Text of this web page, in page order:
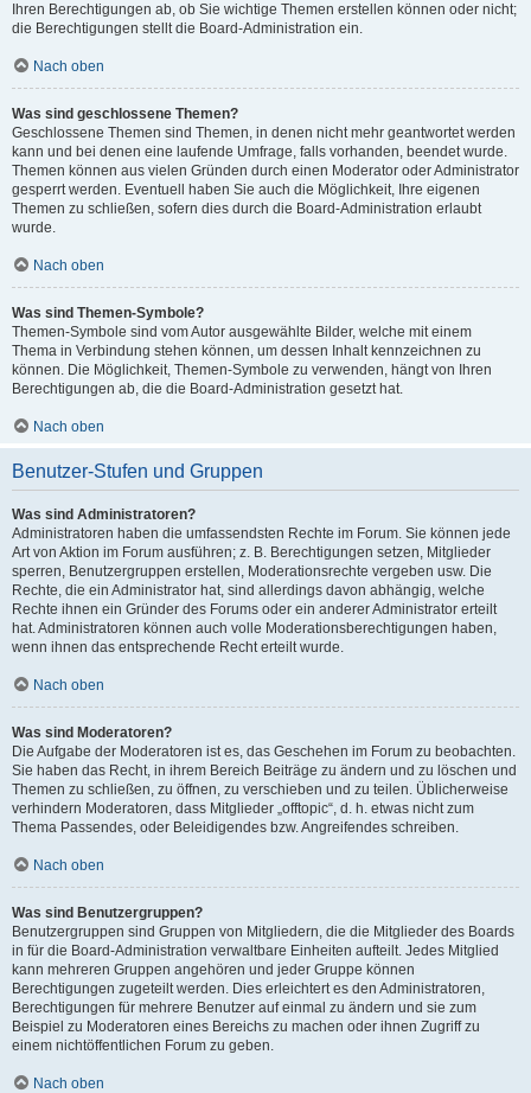
Ihren Berechtigungen ab, ob Sie wichtige Themen erstellen können oder nicht;
die Berechtigungen stellt die Board-Administration ein.
Nach oben
Was sind geschlossene Themen?
Geschlossene Themen sind Themen, in denen nicht mehr geantwortet werden
kann und bei denen eine laufende Umfrage, falls vorhanden, beendet wurde.
Themen können aus vielen Gründen durch einen Moderator oder Administrator
gesperrt werden. Eventuell haben Sie auch die Möglichkeit, Ihre eigenen
Themen zu schließen, sofern dies durch die Board-Administration erlaubt
wurde.
Nach oben
Was sind Themen-Symbole?
Themen-Symbole sind vom Autor ausgewählte Bilder, welche mit einem
Thema in Verbindung stehen können, um dessen Inhalt kennzeichnen zu
können. Die Möglichkeit, Themen-Symbole zu verwenden, hängt von Ihren
Berechtigungen ab, die die Board-Administration gesetzt hat.
Nach oben
Benutzer-Stufen und Gruppen
Was sind Administratoren?
Administratoren haben die umfassendsten Rechte im Forum. Sie können jede
Art von Aktion im Forum ausführen; z. B. Berechtigungen setzen, Mitglieder
sperren, Benutzergruppen erstellen, Moderationsrechte vergeben usw. Die
Rechte, die ein Administrator hat, sind allerdings davon abhängig, welche
Rechte ihnen ein Gründer des Forums oder ein anderer Administrator erteilt
hat. Administratoren können auch volle Moderationsberechtigungen haben,
wenn ihnen das entsprechende Recht erteilt wurde.
Nach oben
Was sind Moderatoren?
Die Aufgabe der Moderatoren ist es, das Geschehen im Forum zu beobachten.
Sie haben das Recht, in ihrem Bereich Beiträge zu ändern und zu löschen und
Themen zu schließen, zu öffnen, zu verschieben und zu teilen. Üblicherweise
verhindern Moderatoren, dass Mitglieder „offtopic“, d. h. etwas nicht zum
Thema Passendes, oder Beleidigendes bzw. Angreifendes schreiben.
Nach oben
Was sind Benutzergruppen?
Benutzergruppen sind Gruppen von Mitgliedern, die die Mitglieder des Boards
in für die Board-Administration verwaltbare Einheiten aufteilt. Jedes Mitglied
kann mehreren Gruppen angehören und jeder Gruppe können
Berechtigungen zugeteilt werden. Dies erleichtert es den Administratoren,
Berechtigungen für mehrere Benutzer auf einmal zu ändern und sie zum
Beispiel zu Moderatoren eines Bereichs zu machen oder ihnen Zugriff zu
einem nichtöffentlichen Forum zu geben.
Nach oben